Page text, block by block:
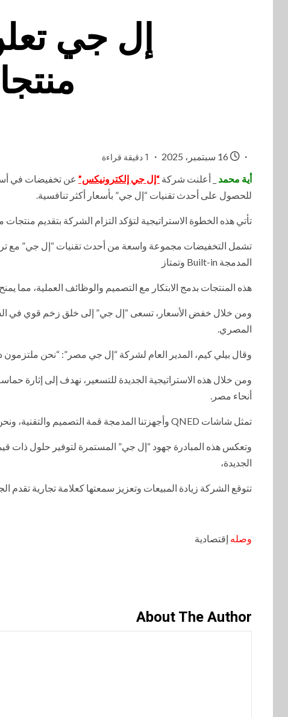
إل جي
1 دقيقة قراءة
أية محمد _ أعلنت شركة “إل جي إلكترونيكس” عن تخفيضات في
للحصول على أحدث تقنيات “إل جي” بأسعار أكثر تنافسية.
تأتي هذه الخطوة الاستراتيجية لتؤكد التزام الشركة بتقديم منتجات
المدمجة Built-in وتمتاز
هذه المنتجات بدمج الابتكار مع التصميم والوظائف العملية، مما
ومن خلال خفض الأسعار، تسعى “إل جي” إلى خلق زخم قوي في
المصري.
وقال بيلي كيم، المدير العام لشركة “إل جي مصر”: “نحن ملتزمون
ومن خلال هذه الاستراتيجية الجديدة للتسعير، نهدف إلى إثارة
أنحاء مصر.
تمثل شاشات QNED وأجهزتنا المدمجة قمة التصميم والتقنية، ونحن فخورون بتقديمها الآن بأسعار أكثر تنافسية”.
وتعكس هذه المبادرة جهود “إل جي” المستمرة لتوفير حلول ذات
الجديدة،
تتوقع الشركة زيادة المبيعات وتعزيز سمعتها كعلامة تجارية تقدم
وصله إقتصادية
About The Author